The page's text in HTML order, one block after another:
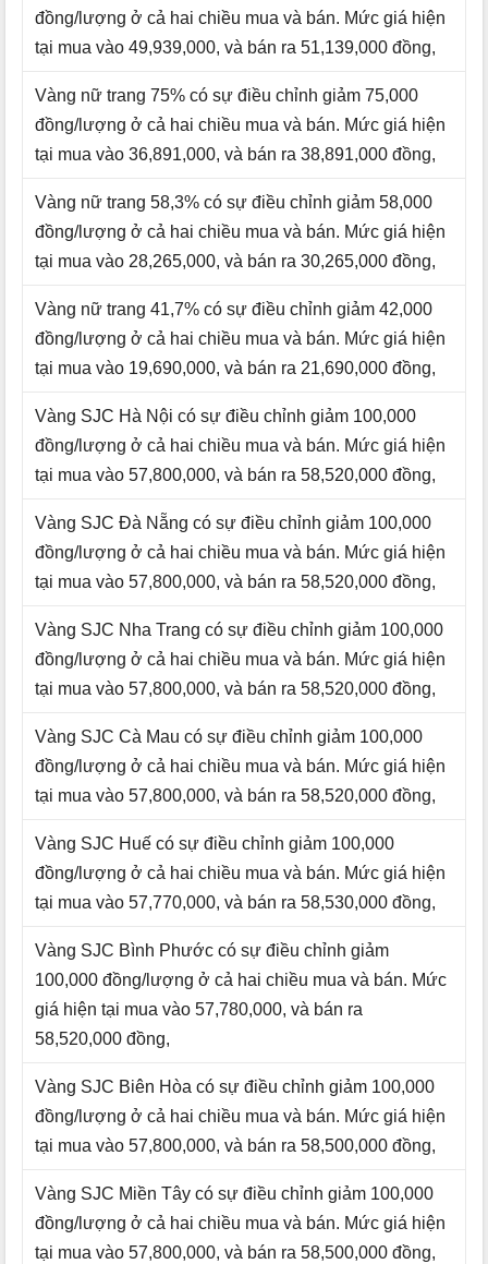
đồng/lượng ở cả hai chiều mua và bán. Mức giá hiện
tại mua vào 49,939,000, và bán ra 51,139,000 đồng,
Vàng nữ trang 75% có sự điều chỉnh giảm 75,000
đồng/lượng ở cả hai chiều mua và bán. Mức giá hiện
tại mua vào 36,891,000, và bán ra 38,891,000 đồng,
Vàng nữ trang 58,3% có sự điều chỉnh giảm 58,000
đồng/lượng ở cả hai chiều mua và bán. Mức giá hiện
tại mua vào 28,265,000, và bán ra 30,265,000 đồng,
Vàng nữ trang 41,7% có sự điều chỉnh giảm 42,000
đồng/lượng ở cả hai chiều mua và bán. Mức giá hiện
tại mua vào 19,690,000, và bán ra 21,690,000 đồng,
Vàng SJC Hà Nội có sự điều chỉnh giảm 100,000
đồng/lượng ở cả hai chiều mua và bán. Mức giá hiện
tại mua vào 57,800,000, và bán ra 58,520,000 đồng,
Vàng SJC Đà Nẵng có sự điều chỉnh giảm 100,000
đồng/lượng ở cả hai chiều mua và bán. Mức giá hiện
tại mua vào 57,800,000, và bán ra 58,520,000 đồng,
Vàng SJC Nha Trang có sự điều chỉnh giảm 100,000
đồng/lượng ở cả hai chiều mua và bán. Mức giá hiện
tại mua vào 57,800,000, và bán ra 58,520,000 đồng,
Vàng SJC Cà Mau có sự điều chỉnh giảm 100,000
đồng/lượng ở cả hai chiều mua và bán. Mức giá hiện
tại mua vào 57,800,000, và bán ra 58,520,000 đồng,
Vàng SJC Huế có sự điều chỉnh giảm 100,000
đồng/lượng ở cả hai chiều mua và bán. Mức giá hiện
tại mua vào 57,770,000, và bán ra 58,530,000 đồng,
Vàng SJC Bình Phước có sự điều chỉnh giảm
100,000 đồng/lượng ở cả hai chiều mua và bán. Mức
giá hiện tại mua vào 57,780,000, và bán ra
58,520,000 đồng,
Vàng SJC Biên Hòa có sự điều chỉnh giảm 100,000
đồng/lượng ở cả hai chiều mua và bán. Mức giá hiện
tại mua vào 57,800,000, và bán ra 58,500,000 đồng,
Vàng SJC Miền Tây có sự điều chỉnh giảm 100,000
đồng/lượng ở cả hai chiều mua và bán. Mức giá hiện
tại mua vào 57,800,000, và bán ra 58,500,000 đồng,